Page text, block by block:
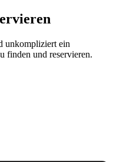
unkompliziert ein
finden und reservieren.